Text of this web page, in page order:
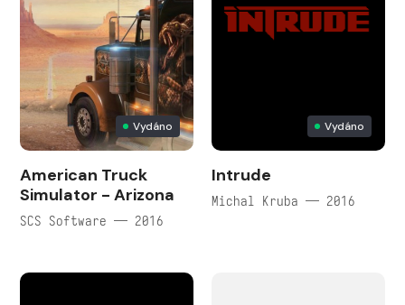
Vydáno
American Truck
Simulator - Arizona
SCS Software — 2016
Vydáno
Intrude
Michal Kruba — 2016